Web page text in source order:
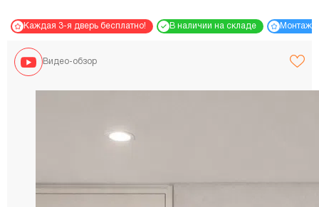
Каждая 3-я дверь бесплатно! В наличии на складе Монтаж
Видео-обзор